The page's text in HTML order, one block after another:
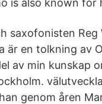
is also known for
saxofonisten Reg
är en tolkning av
av min kunskap
genom åren